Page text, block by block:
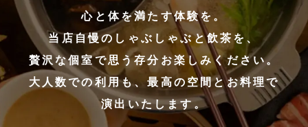
心と体を満たす体験を。
当店自慢のしゃぶしゃぶと飲茶を、
贅沢な個室で思う存分お楽しみください。
大人数での利用も、最高の空間とお料理で
演出いたします。